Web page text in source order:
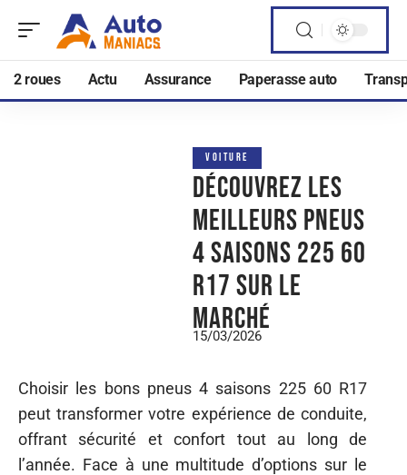
2 roues Actu Assurance Paperasse auto
VOITURE
Découvrez les
meilleurs pneus
4 saisons 225 60
r17 sur le
marché
15/03/2026
Choisir les bons pneus 4 saisons 225 60 R17
peut transformer votre expérience de conduite,
offrant sécurité et confort tout au long de
l’année. Face à une multitude d’options sur le